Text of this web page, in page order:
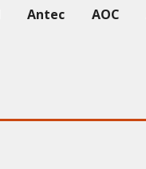
Antec AOC